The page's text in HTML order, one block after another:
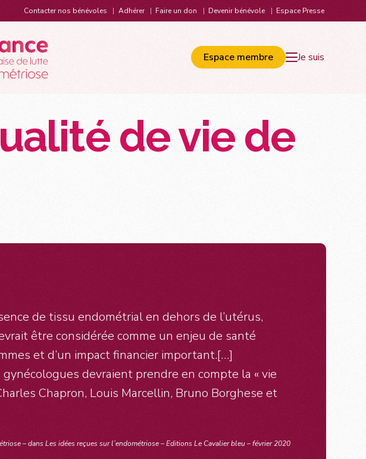
Contacter nos bénévoles Adhérer Faire un don Devenir bénévole Espace Presse
lorsqu’on est atteinte ? S’informer
FAQ – Foire aux questions
Entourage
santé
EndoFrance
Actions en lien avec les ministères et la HAS
Les filières de soins endométriose
Espace membre Je suis
de vie de
de tissu endométrial en dehors de l’utérus,
être considérée comme un enjeu de santé
et d’un impact financier important.[…]
devraient prendre en compte la « vie
Chapron, Louis Marcellin, Bruno Borghese et
– dans Les idées reçues sur l’endométriose – Editions Le Cavalier bleu – février 2020